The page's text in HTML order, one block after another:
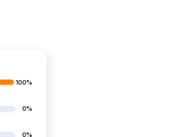
siłę mięśni, równowagę i
100%
0%
0%